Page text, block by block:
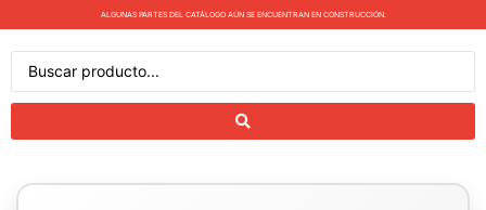
ALGUNAS PARTES DEL CATÁLOGO AÚN SE ENCUENTRAN EN CONSTRUCCIÓN.